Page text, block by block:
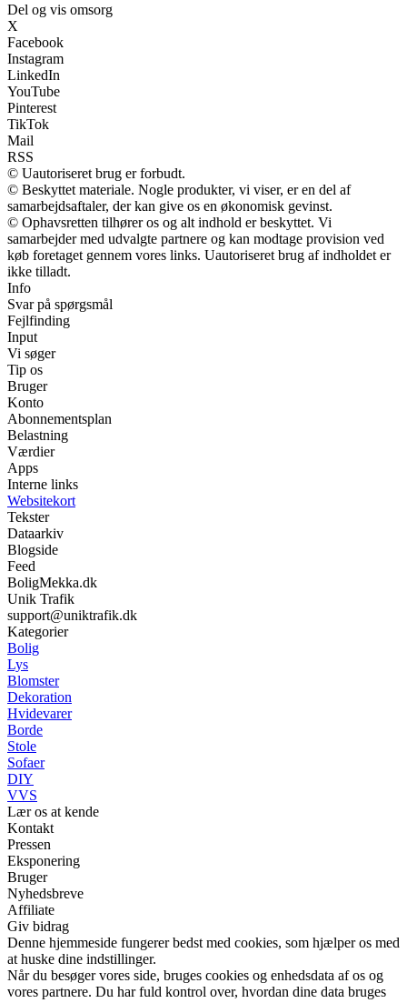
Del og vis omsorg
X
Facebook
Instagram
LinkedIn
YouTube
Pinterest
TikTok
Mail
RSS
© Uautoriseret brug er forbudt.
© Beskyttet materiale. Nogle produkter, vi viser, er en del af
samarbejdsaftaler, der kan give os en økonomisk gevinst.
© Ophavsretten tilhører os og alt indhold er beskyttet. Vi
samarbejder med udvalgte partnere og kan modtage provision ved
køb foretaget gennem vores links. Uautoriseret brug af indholdet er
ikke tilladt.
Info
Svar på spørgsmål
Fejlfinding
Input
Vi søger
Tip os
Bruger
Konto
Abonnementsplan
Belastning
Værdier
Apps
Interne links
Websitekort
Tekster
Dataarkiv
Blogside
Feed
BoligMekka.dk
Unik Trafik
support@uniktrafik.dk
Kategorier
Bolig
Lys
Blomster
Dekoration
Hvidevarer
Borde
Stole
Sofaer
DIY
VVS
Lær os at kende
Kontakt
Pressen
Eksponering
Bruger
Nyhedsbreve
Affiliate
Giv bidrag
Denne hjemmeside fungerer bedst med cookies, som hjælper os med
at huske dine indstillinger.
Når du besøger vores side, bruges cookies og enhedsdata af os og
vores partnere. Du har fuld kontrol over, hvordan dine data bruges